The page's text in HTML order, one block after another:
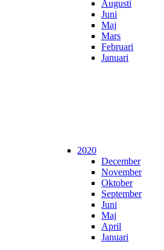
Augusti
Juni
Maj
Mars
Februari
Januari
2020
December
November
Oktober
September
Juni
Maj
April
Januari